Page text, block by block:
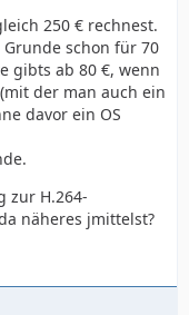
250 € rechnest.
schon für 70
gibts ab 80 €, wenn
der man auch ein
davor ein OS
zur H.264-
näheres jmittelst?